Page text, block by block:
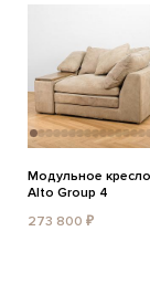
Модульное кресло
Alto Group 4
273 800 ₽